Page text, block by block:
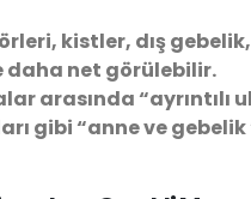
kistler, dış
daha net görülebilir.
arasında
gibi “anne ve